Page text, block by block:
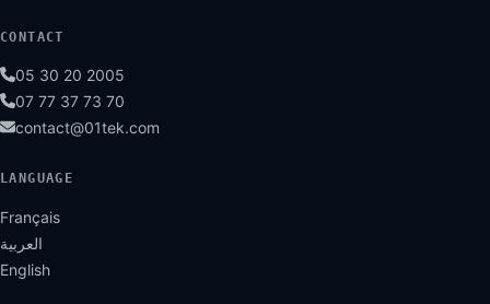
CONTACT
05 30 20 2005
07 77 37 73 70
contact@01tek.com
LANGUAGE
Français
العربية
English